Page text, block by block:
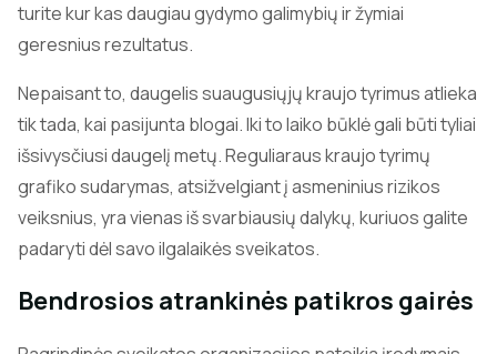
turite kur kas daugiau gydymo galimybių ir žymiai
geresnius rezultatus.
Nepaisant to, daugelis suaugusiųjų kraujo tyrimus atlieka
tik tada, kai pasijunta blogai. Iki to laiko būklė gali būti tyliai
išsivysčiusi daugelį metų. Reguliaraus kraujo tyrimų
grafiko sudarymas, atsižvelgiant į asmeninius rizikos
veiksnius, yra vienas iš svarbiausių dalykų, kuriuos galite
padaryti dėl savo ilgalaikės sveikatos.
Bendrosios atrankinės patikros gairės